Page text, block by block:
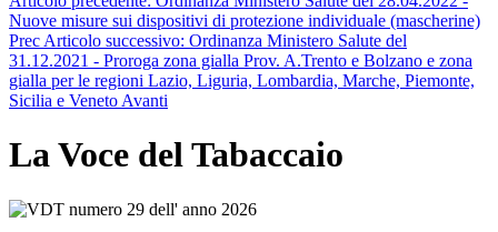
Nuove misure sui dispositivi di protezione individuale (mascherine)
Prec Articolo successivo: Ordinanza Ministero Salute del
31.12.2021 - Proroga zona gialla Prov. A.Trento e Bolzano e zona
gialla per le regioni Lazio, Liguria, Lombardia, Marche, Piemonte,
Sicilia e Veneto Avanti
La Voce del Tabaccaio